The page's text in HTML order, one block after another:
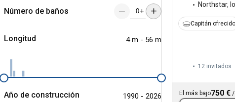
Número de baños +
Longitud 4 m - 56 m
Año de construcción 1990 - 2026
Northstar,
Capitán ofrecido
12 invitados
El más bajo750 € /